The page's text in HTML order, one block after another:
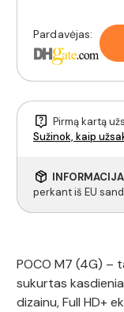
Pardavėjas:
Pirmą kartą
Sužinok, kaip
perkant iš EU
POCO M7 (4G) –
sukurtas
dizainu, Full HD+